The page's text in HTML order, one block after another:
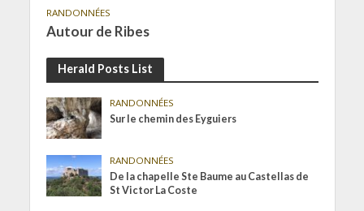
RANDONNÉES
Autour de Ribes
Herald Posts List
RANDONNÉES
Sur le chemin des Eyguiers
RANDONNÉES
De la chapelle Ste Baume au Castellas de
St Victor La Coste